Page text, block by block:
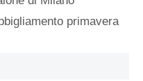
primavera